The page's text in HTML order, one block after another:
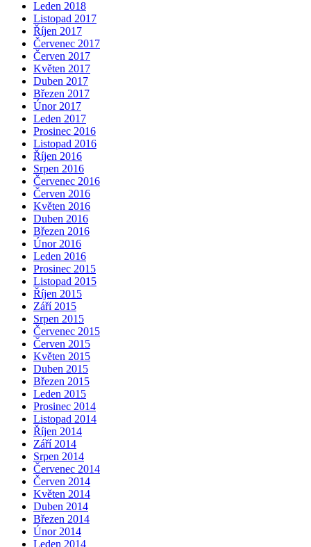
Leden 2018
Listopad 2017
Říjen 2017
Červenec 2017
Červen 2017
Květen 2017
Duben 2017
Březen 2017
Únor 2017
Leden 2017
Prosinec 2016
Listopad 2016
Říjen 2016
Srpen 2016
Červenec 2016
Červen 2016
Květen 2016
Duben 2016
Březen 2016
Únor 2016
Leden 2016
Prosinec 2015
Listopad 2015
Říjen 2015
Září 2015
Srpen 2015
Červenec 2015
Červen 2015
Květen 2015
Duben 2015
Březen 2015
Leden 2015
Prosinec 2014
Listopad 2014
Říjen 2014
Září 2014
Srpen 2014
Červenec 2014
Červen 2014
Květen 2014
Duben 2014
Březen 2014
Únor 2014
Leden 2014